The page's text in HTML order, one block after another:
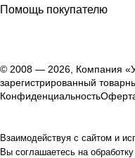
Помощь покупателю
© 2008 — 2026, Компания
зарегистрированный
Конфиденциальность
Взаимодействуя с сайтом и
Вы соглашаетесь на